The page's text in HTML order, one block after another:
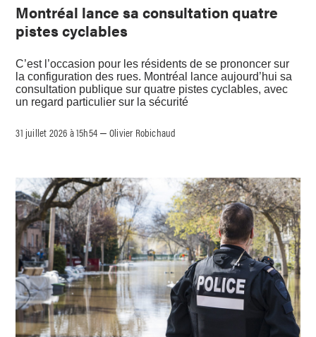
Montréal lance sa consultation quatre
pistes cyclables
C’est l’occasion pour les résidents de se prononcer sur
la configuration des rues. Montréal lance aujourd’hui sa
consultation publique sur quatre pistes cyclables, avec
un regard particulier sur la sécurité
31 juillet 2026 à 15h54 –Olivier Robichaud